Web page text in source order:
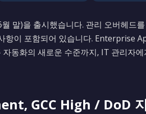
말)을 출시했습니다. 관리 오버헤드
항이 포함되어 있습니다. Enterprise
동화의 새로운 수준까지, IT 관리자
GCC High / DoD